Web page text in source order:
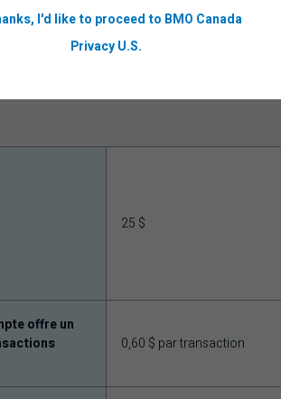
15
25 $
offre un
0,60 $ par transaction
I'd like to proceed to BMO Canada
Privacy U.S.